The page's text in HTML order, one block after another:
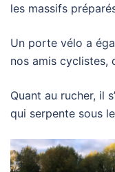
les massifs
Un porte vélo a
nos amis cyclistes,
Quant au rucher, il
qui serpente sous